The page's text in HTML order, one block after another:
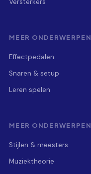
Versterkers
MEER ONDERWERPEN
Effectpedalen
Snaren & setup
Leren spelen
MEER ONDERWERPEN
Stijlen & meesters
Muziektheorie